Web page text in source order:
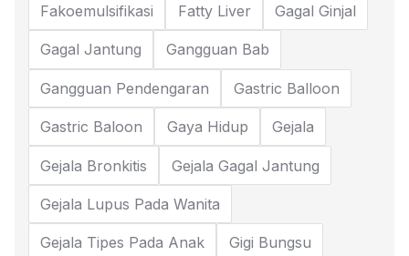
Fakoemulsifikasi Fatty Liver Gagal Ginjal
Gagal Jantung Gangguan Bab
Gangguan Pendengaran Gastric Balloon
Gastric Baloon Gaya Hidup Gejala
Gejala Bronkitis Gejala Gagal Jantung
Gejala Lupus Pada Wanita
Gejala Tipes Pada Anak Gigi Bungsu